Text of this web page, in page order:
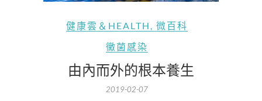
健康雲＆HEALTH , 微百科
黴菌感染
由內而外的根本養生
2019-02-07